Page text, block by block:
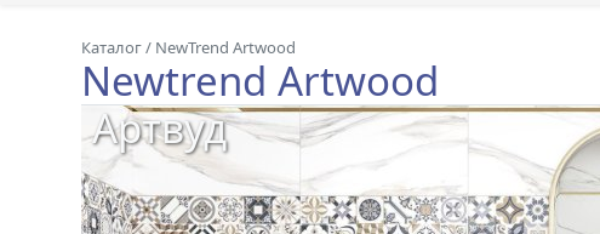
Каталог/ NewTrend Artwood
Newtrend Artwood
Артвуд